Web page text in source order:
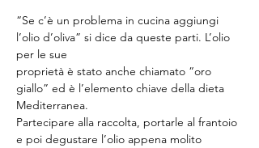
“Se c’è un problema in cucina aggiungi
l’olio d’oliva” si dice da queste parti. L’olio
per le sue
proprietà è stato anche chiamato “oro
giallo” ed è l’elemento chiave della dieta
Mediterranea.
Partecipare alla raccolta, portarle al frantoio
e poi degustare l’olio appena molito